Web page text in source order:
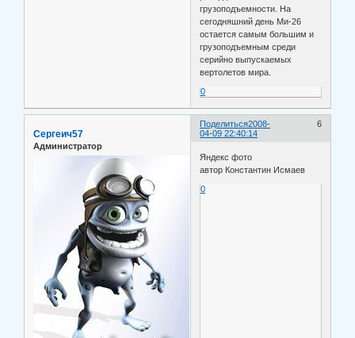
грузоподъемности. На
сегодняшний день Ми-26
остается самым большим и
грузоподъемным среди
серийно выпускаемых
вертолетов мира.
0
Поделиться 6
2008-
04-09 22:40:14
Сергеич57
Администратор
Яндекс фото
автор Константин Исмаев
0